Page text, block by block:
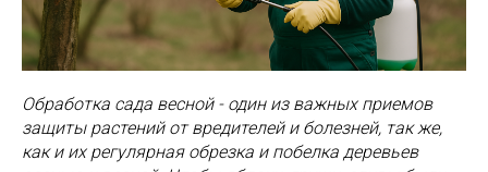
Обработка сада весной - один из важных приемов
защиты растений от вредителей и болезней, так же,
как и их регулярная обрезка и побелка деревьев